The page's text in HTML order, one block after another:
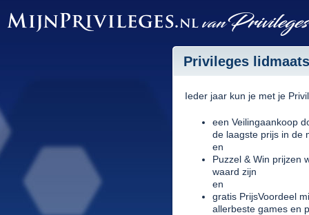
Privileges
Ieder jaar kun je met je
een Veilingaankoop
de laagste prijs in de
en
Puzzel & Win prijzen
waard zijn
en
gratis PrijsVoordeel
allerbeste games en